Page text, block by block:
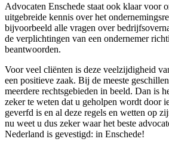
Advocaten Enschede staat ook klaar voor
uitgebreide kennis over het
bijvoorbeeld alle vragen over
de verplichtingen van een ondernemer
beantwoorden.
Voor veel cliënten is deze veelzijdigheid
een positieve zaak. Bij de meeste
meerdere rechtsgebieden in beeld. Dan is
zeker te weten dat u geholpen wordt door
geverfd is en al deze regels en wetten op
nu weet u dus zeker waar het beste
Nederland is gevestigd: in Enschede!